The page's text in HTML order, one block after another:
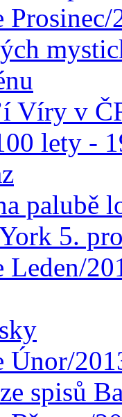
Prosinec/
Víry v
lety -
palubě
5.
Leden/
Únor/
spisů